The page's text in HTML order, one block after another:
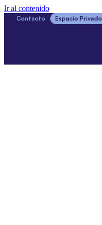
Ir al contenido
Contacto Espacio Privado